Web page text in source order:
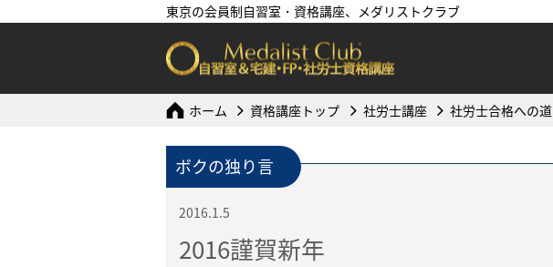
東京の会員制自習室・資格講座、メダリストクラブ
ホーム 資格講座トップ 社労士講座 社労士合格への道
ボクの独り言
2016.1.5
2016謹賀新年